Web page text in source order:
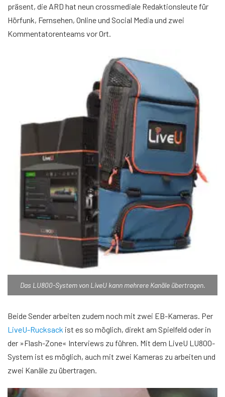
präsent, die ARD hat neun crossmediale Redaktionsleute für
Hörfunk, Fernsehen, Online und Social Media und zwei
Kommentatorenteams vor Ort.
Das LU800-System von LiveU kann mehrere Kanäle übertragen.
Beide Sender arbeiten zudem noch mit zwei EB-Kameras. Per
LiveU-Rucksack ist es so möglich, direkt am Spielfeld oder in
der »Flash-Zone« Interviews zu führen. Mit dem LiveU LU800-
System ist es möglich, auch mit zwei Kameras zu arbeiten und
zwei Kanäle zu übertragen.